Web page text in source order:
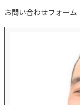
お問い合わせフォーム